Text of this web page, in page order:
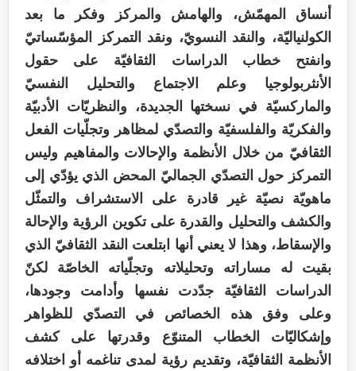
أنساق المهمّش، والهامش والمركز وفكر ما بعد
الكولنياليّة، والنقد النسويّ، ونقد التمركز المؤسّساتيّ
وانفتح خطاب الدراسات الثقافيّة على حقول
الأنثربولوجيا وعلم الاجتماع والتحليل النفسيّ
والماركسيّة في نسختها الجديدة، والنظريّات الأدبيّة
والفكريّة والفلسفيّة والتصدّي لمظاهر وتجلّيات الفعل
الثقافيّ من خلال الأنظمة والإحالات والمفاهيم وليس
التمركز حول التصدّي الجماليّ المحض الذي يؤدّي إلى
ماهويّة نصيّة غير قادرة على الاستشراف والتمثّل
والكشف والتحليل والقدرة على تكوين الرؤية والإحالة
والإسقاط، وهذا لا يعني أنها ابتلعت النقد الثقافيّ الذي
بقيت له مساراته وتحليلاته وتجلّياته الخاصّة لكنّ
الدراسات الثقافيّة جدّدت نفسها وأدامت وجودها،
وعلى وفق هذه الخصائص في التصدّي للظواهر
وإشكاليّات الخطاب المتنوّع وقدرتها على كشف
الأنظمة الثقافيّة، وتقديم رؤية لمدى تناغمه أو اختلافه